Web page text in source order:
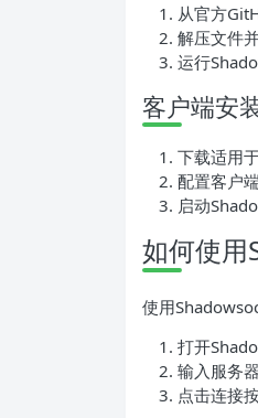
从官方
解压文件
运行
客户端安
下载适用
配置客户
启动
如何使用
使用
打开
输入服务
点击连接